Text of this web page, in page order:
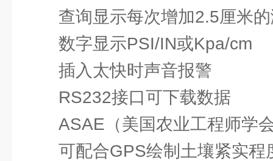
查询显示每次增加2.5厘米
数字显示PSI/IN或Kpa/cm
插入太快时声音报警
RS232接口可下载数据
ASAE（美国农业工程师学
可配合GPS绘制土壤紧实程